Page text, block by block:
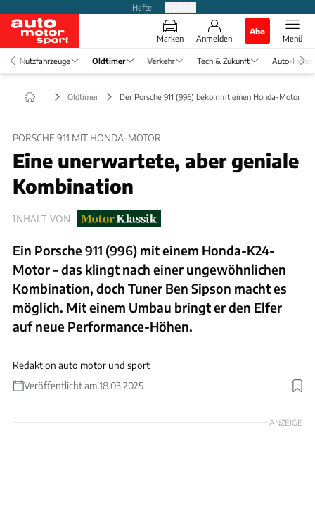
Hefte
Marken Anmelden
Abo
Menü
Nutzfahrzeuge Oldtimer Verkehr Tech & Zukunft Auto-
Oldtimer Der Porsche 911 (996) bekommt einen Honda-Motor
PORSCHE 911 MIT HONDA-MOTOR
Eine unerwartete, aber geniale
Kombination
INHALT VON
Ein Porsche 911 (996) mit einem Honda-K24-
Motor – das klingt nach einer ungewöhnlichen
Kombination, doch Tuner Ben Sipson macht es
möglich. Mit einem Umbau bringt er den Elfer
auf neue Performance-Höhen.
Redaktion auto motor und sport
Veröffentlicht am 18.03.2025
Foto: Ben Sipson, The Drive, https://youtu.be/wb94nOq-Tkw?si=EPGenAa6VlIfOmO0
ANZEIGE